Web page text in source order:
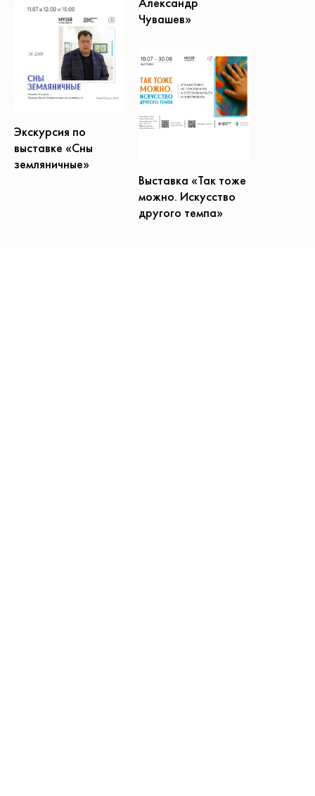
Чувашев»
Экскурсия по
выставке «Сны
земляничные»
Выставка «Так тоже
можно. Искусство
другого темпа»